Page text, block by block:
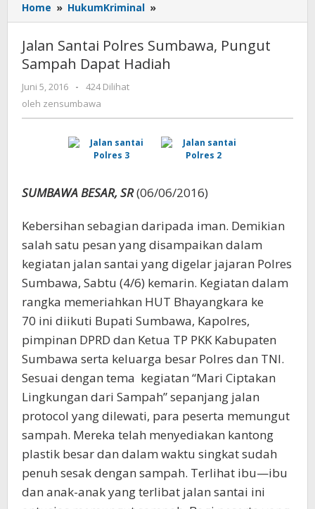
Home » HukumKriminal »
Santai
Polres
Sumbawa,
Pungut
Jalan Santai Polres Sumbawa, Pungut
Sampah Dapat Hadiah
Juni 5, 2016
oleh
zensumbawa
-
424 Dilihat
oleh zensumbawa
SUMBAWA BESAR, SR(06/06/2016)
Kebersihan sebagian daripada iman. Demikian
salah satu pesan yang disampaikan dalam
kegiatan jalan santai yang digelar jajaran Polres
Sumbawa, Sabtu (4/6) kemarin. Kegiatan dalam
rangka memeriahkan HUT Bhayangkara ke
70 ini diikuti Bupati Sumbawa, Kapolres,
pimpinan DPRD dan Ketua TP PKK Kabupaten
Sumbawa serta keluarga besar Polres dan TNI.
Sesuai dengan tema kegiatan “Mari Ciptakan
Lingkungan dari Sampah” sepanjang jalan
protocol yang dilewati, para peserta memungut
sampah. Mereka telah menyediakan kantong
plastik besar dan dalam waktu singkat sudah
penuh sesak dengan sampah. Terlihat ibu—ibu
dan anak-anak yang terlibat jalan santai ini